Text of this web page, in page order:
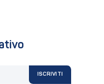
ISCRIVITI